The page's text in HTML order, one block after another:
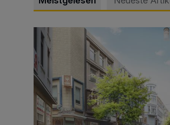
Ein neuer Brunnen für die Alte Freiheit